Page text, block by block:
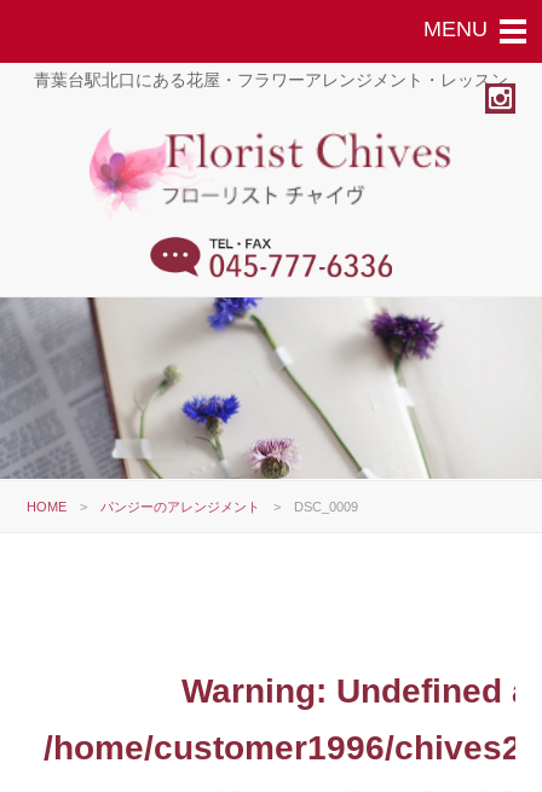
青葉台駅北口にある花屋・フラワーアレンジメント・レッスン
HOME > パンジーのアレンジメント > DSC_0009
Warning: Undefined
/home/customer1996/